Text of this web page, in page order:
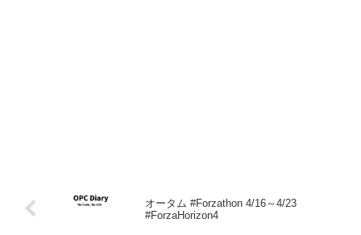
オータム #Forzathon 4/16～4/23
#ForzaHorizon4